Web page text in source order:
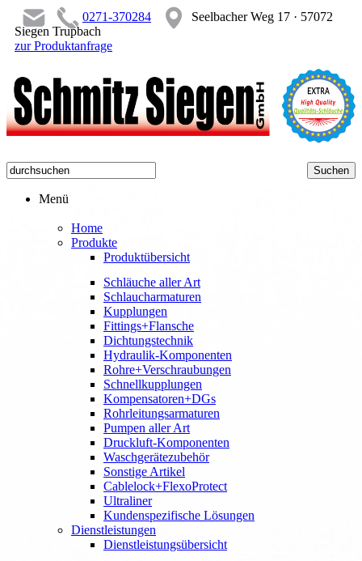
0271-370284
Seelbacher Weg 17 · 57072
Siegen Trupbach
zur Produktanfrage
Menü
Home
Produkte
Produktübersicht
Schläuche aller Art
Schlaucharmaturen
Kupplungen
Fittings+Flansche
Dichtungstechnik
Hydraulik-Komponenten
Rohre+Verschraubungen
Schnellkupplungen
Kompensatoren+DGs
Rohrleitungsarmaturen
Pumpen aller Art
Druckluft-Komponenten
Waschgerätezubehör
Sonstige Artikel
Cablelock+FlexoProtect
Ultraliner
Kundenspezifische Lösungen
Dienstleistungen
Dienstleistungsübersicht